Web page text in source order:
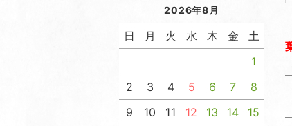
2026年8月
日 月 火 水 木 金
土
1
2
3 4 5 6 7
8
9
10 11 12 13 14
15